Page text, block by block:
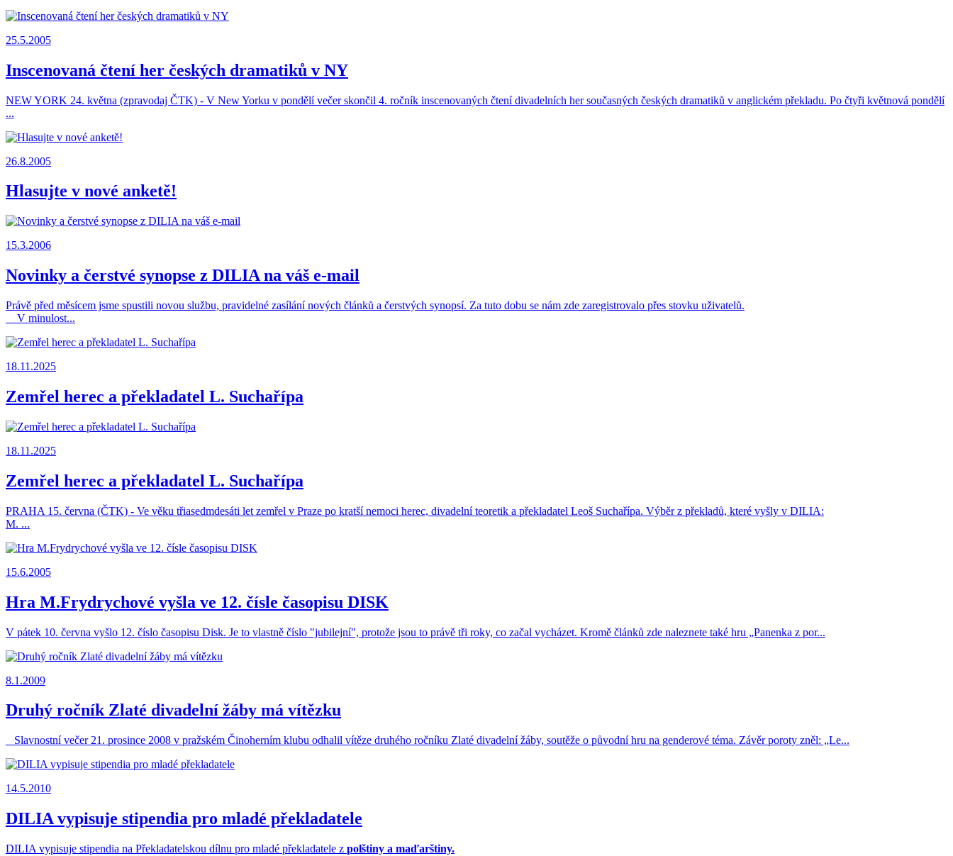
25.5.2005
Inscenovaná čtení her českých dramatiků v NY
NEW YORK 24. května (zpravodaj ČTK) - V New Yorku v pondělí večer skončil 4. ročník inscenovaných čtení divadelních her současných českých dramatiků v anglickém překladu. Po čtyři květnová pondělí
...
26.8.2005
Hlasujte v nové anketě!
15.3.2006
Novinky a čerstvé synopse z DILIA na váš e-mail
Právě před měsícem jsme spustili novou službu, pravidelné zasílání nových článků a čerstvých synopsí. Za tuto dobu se nám zde zaregistrovalo přes stovku uživatelů.
V minulost...
18.11.2025
Zemřel herec a překladatel L. Suchařípa
18.11.2025
Zemřel herec a překladatel L. Suchařípa
PRAHA 15. června (ČTK) - Ve věku třiasedmdesáti let zemřel v Praze po kratší nemoci herec, divadelní teoretik a překladatel Leoš Suchařípa. Výběr z překladů, které vyšly v DILIA:
M. ...
15.6.2005
Hra M.Frydrychové vyšla ve 12. čísle časopisu DISK
V pátek 10. června vyšlo 12. číslo časopisu Disk. Je to vlastně číslo "jubilejní", protože jsou to právě tři roky, co začal vycházet. Kromě článků zde naleznete také hru „Panenka z por...
8.1.2009
Druhý ročník Zlaté divadelní žáby má vítězku
Slavnostní večer 21. prosince 2008 v pražském Činoherním klubu odhalil vítěze druhého ročníku Zlaté divadelní žáby, soutěže o původní hru na genderové téma. Závěr poroty zněl: „Le...
14.5.2010
DILIA vypisuje stipendia pro mladé překladatele
DILIA vypisuje stipendia na Překladatelskou dílnu pro mladé překladatele z polštiny a maďarštiny.